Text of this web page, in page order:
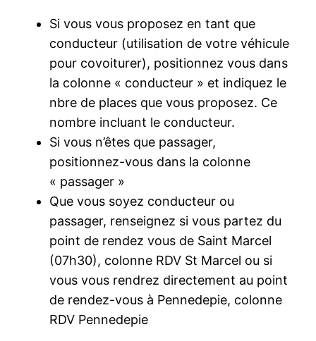
Si vous vous proposez en tant que
conducteur (utilisation de votre véhicule
pour covoiturer), positionnez vous dans
la colonne « conducteur » et indiquez le
nbre de places que vous proposez. Ce
nombre incluant le conducteur.
Si vous n’êtes que passager,
positionnez-vous dans la colonne
« passager »
Que vous soyez conducteur ou
passager, renseignez si vous partez du
point de rendez vous de Saint Marcel
(07h30), colonne RDV St Marcel ou si
vous vous rendrez directement au point
de rendez-vous à Pennedepie, colonne
RDV Pennedepie